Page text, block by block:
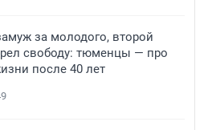
за молодого, второй
свободу: тюменцы — про
после 40 лет